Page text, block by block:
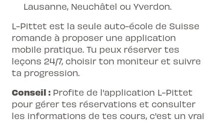
Lausanne, Neuchâtel ou Yverdon.
L-Pittet est la seule auto-école de Suisse
romande à proposer une application
mobile pratique. Tu peux réserver tes
leçons 24/7, choisir ton moniteur et suivre
ta progression.
Conseil : Profite de l'application L-Pittet
pour gérer tes réservations et consulter
les informations de tes cours, c'est un vrai